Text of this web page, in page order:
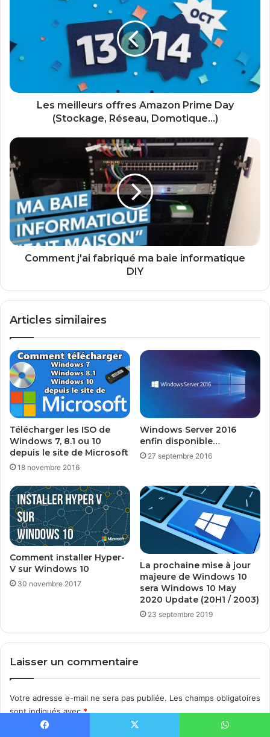
Prime
Day
Domotique...)
Les meilleurs offres Amazon Prime Day
(Stockage, Réseau, Domotique...)
Comment
j'ai
fabriqué
ma
baie
informatique
DIY
Comment j'ai fabriqué ma baie informatique
DIY
Articles similaires
Télécharger les ISO de
Windows 7, 8.1 ou 10
depuis le site de Microsoft
18 novembre 2016
Windows Server 2016
enfin disponible…
27 septembre 2016
Comment installer Hyper-
V sur Windows 10
30 novembre 2017
La prochaine mise à jour
majeure de Windows 10
sera Windows 10 May
2020 Update (20H1 / 2003)
23 septembre 2019
Laisser un commentaire
Votre adresse e-mail ne sera pas publiée. Les champs obligatoires
sont indiqués avec*